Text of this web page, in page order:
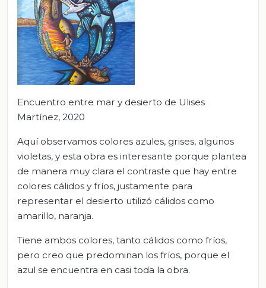
Encuentro entre mar y desierto de Ulises
Martínez, 2020
Aquí observamos colores azules, grises, algunos
violetas, y esta obra es interesante porque plantea
de manera muy clara el contraste que hay entre
colores cálidos y fríos, justamente para
representar el desierto utilizó cálidos como
amarillo, naranja.
Tiene ambos colores, tanto cálidos como fríos,
pero creo que predominan los fríos, porque el
azul se encuentra en casi toda la obra.